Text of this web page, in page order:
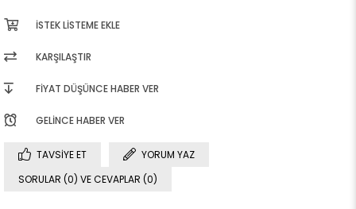
İSTEK LISTEME EKLE
KARŞILAŞTIR
FIYAT DÜŞÜNCE HABER VER
GELINCE HABER VER
TAVSIYE ET
YORUM YAZ
SORULAR (0) VE CEVAPLAR (0)